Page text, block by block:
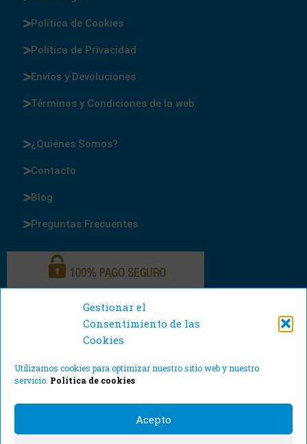
Gestionar el
Consentimiento de las
Cookies
Utilizamos cookies para optimizar nuestro sitio web y nuestro
servicio. Política de cookies
Acepto
Política de Cookies
Política de Privacidad
Envíos y Devoluciones
Términos y Condiciones de la web
¿Quiénes Somos?
Contacto
Blog
Preguntas Frecuentes